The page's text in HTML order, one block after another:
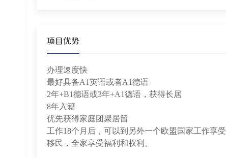
项目优势
办理速度快
最好具备A1英语或者A1德语
2年+B1德语或3年+A1德语，获得长居
8年入籍
优先获得家庭团聚居留
工作18个月后，可以到另外一个欧盟国家工作享
移民，全家享受福利和权利。